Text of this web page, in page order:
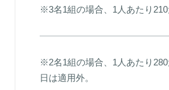
※3名1組の場合、1人あたり210
※2名1組の場合、1人あたり
日は適用外。